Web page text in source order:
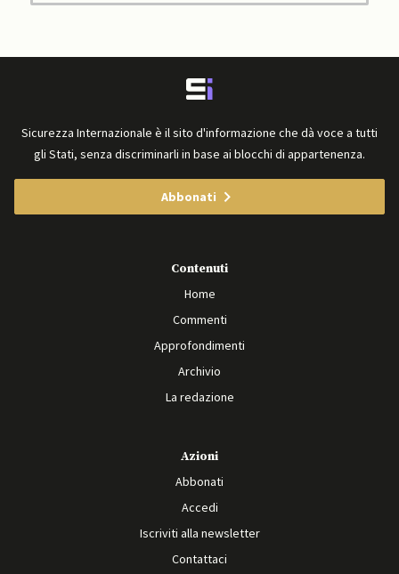
Sicurezza Internazionale è il sito d'informazione che dà voce a tutti
gli Stati, senza discriminarli in base ai blocchi di appartenenza.
Abbonati
Contenuti
Home
Commenti
Approfondimenti
Archivio
La redazione
Azioni
Abbonati
Accedi
Iscriviti alla newsletter
Contattaci